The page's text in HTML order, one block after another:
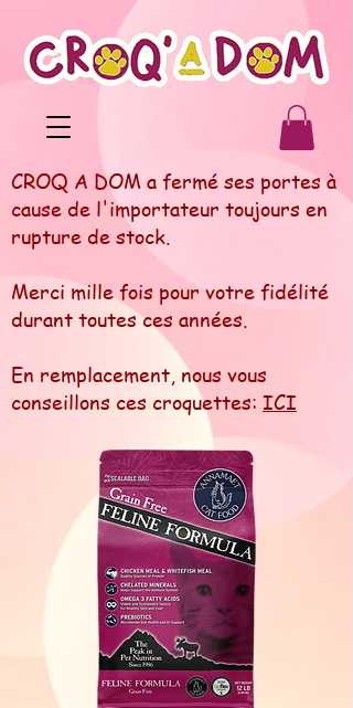
CROQ A DOM a fermé ses portes à
cause de l'importateur toujours en
rupture de stock.
Merci mille fois pour votre fidélité
durant toutes ces années.
En remplacement, nous vous
conseillons ces croquettes: ICI